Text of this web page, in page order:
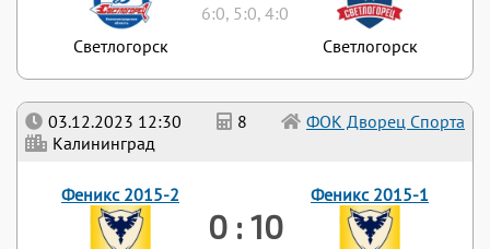
03.12.2023 12:30 8
ФОК Дворец Спорта
Калининград
Феникс 2015-2
0 : 10
Феникс 2015-1
Светлогорск
6:0, 5:0, 4:0
Светлогорск